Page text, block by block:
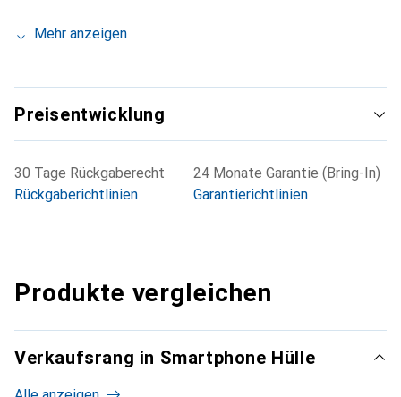
Mehr anzeigen
Preisentwicklung
30 Tage Rückgaberecht
Rückgaberichtlinien
24 Monate Garantie (Bring-In)
Garantierichtlinien
Produkte vergleichen
Verkaufsrang in Smartphone Hülle